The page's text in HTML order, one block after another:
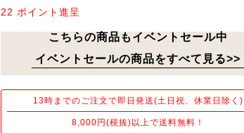
22 ポイント進呈
こちらの商品もイベントセール中
イベントセールの商品をすべて見る>>
13時までのご注文で即日発送(土日祝、休業日除く)
8,000円(税抜)以上で送料無料！